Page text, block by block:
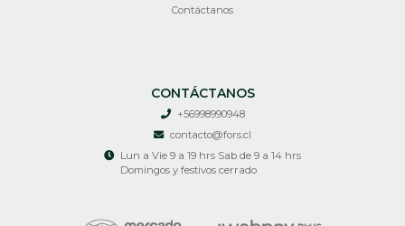
Contáctanos
CONTÁCTANOS
+56998990948
contacto@fors.cl
Lun a Vie 9 a 19 hrs Sab de 9 a 14 hrs
Domingos y festivos cerrado